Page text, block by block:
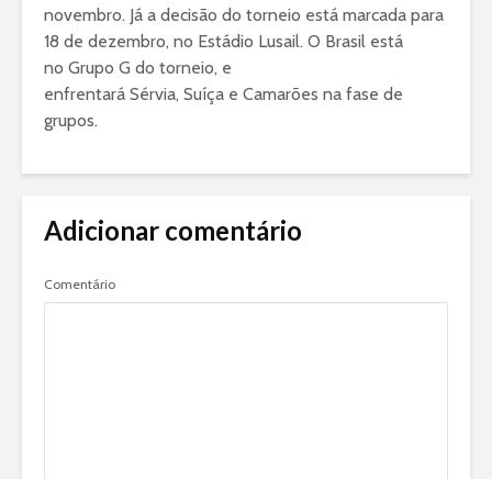
novembro. Já a decisão do torneio está marcada para
18 de dezembro, no Estádio Lusail. O Brasil está
no Grupo G do torneio, e
enfrentará Sérvia, Suíça e Camarões na fase de
grupos.
Adicionar comentário
Comentário